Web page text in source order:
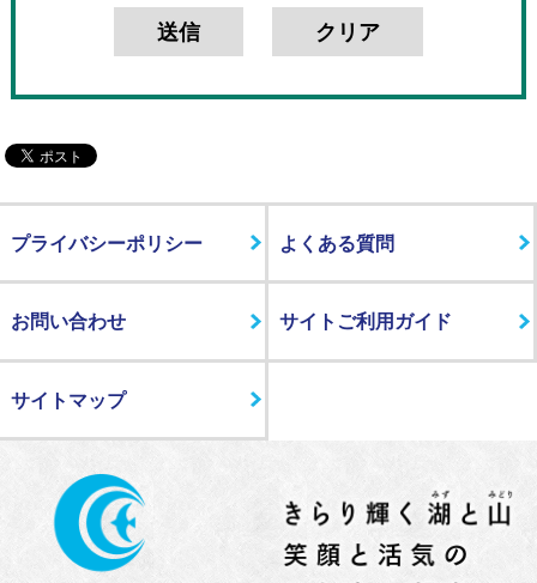
プライバシーポリシー よくある質問
お問い合わせ サイトご利用ガイド
サイトマップ